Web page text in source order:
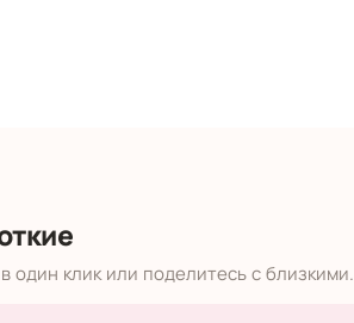
один клик или поделитесь с близкими.